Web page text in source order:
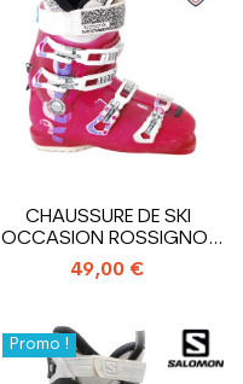
CHAUSSURE DE SKI
OCCASION ROSSIGNOL
ALLTRACK
49,00 €
Promo !